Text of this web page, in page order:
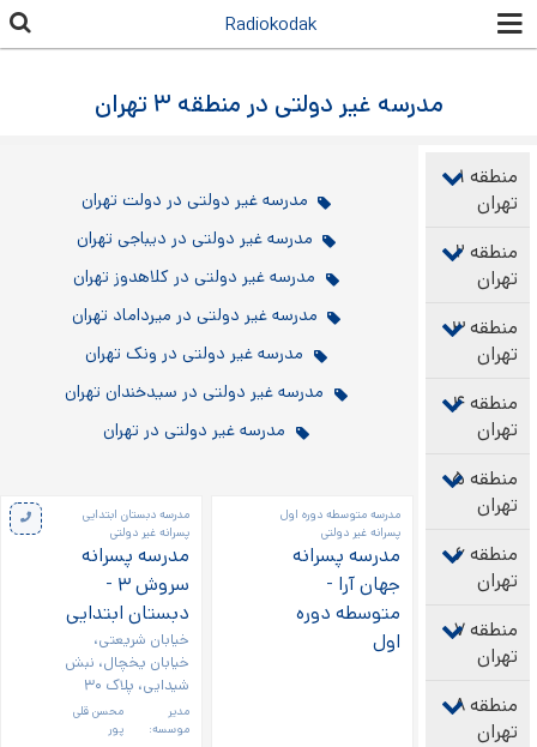
محتوای
Radiokodak
مدرسه غیر دولتی در منطقه ۳ تهران
منطقه ۱
تهران
منطقه ۲
تهران
منطقه ۳
تهران
منطقه ۴
تهران
منطقه ۵
تهران
منطقه ۶
تهران
منطقه ۷
تهران
منطقه ۸
تهران
مدرسه غیر دولتی در دولت تهران
مدرسه غیر دولتی در دیباجی تهران
مدرسه غیر دولتی در کلاهدوز تهران
مدرسه غیر دولتی در میرداماد تهران
مدرسه غیر دولتی در ونک تهران
مدرسه غیر دولتی در سیدخندان تهران
مدرسه غیر دولتی در تهران
مدرسه متوسطه دوره اول
پسرانه غیر دولتی
مدرسه پسرانه
جهان آرا -
متوسطه دوره
اول
مدرسه دبستان ابتدایی
پسرانه غیر دولتی
مدرسه پسرانه
سروش ۳ -
دبستان ابتدایی
خیابان شریعتی،
خیابان یخچال، نبش
شیدایی، پلاک ۳۰
مدیر
موسسه:
محسن قلی
پور
صفحه‌ها